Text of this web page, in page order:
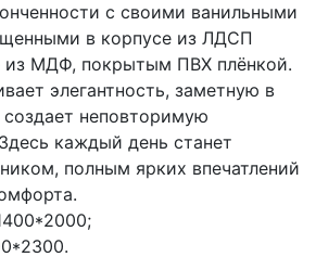
с своими ванильными
в корпусе из ЛДСП
из МДФ, покрытым ПВХ плёнкой.
элегантность, заметную в
неповторимую
каждый день станет
полным ярких впечатлений